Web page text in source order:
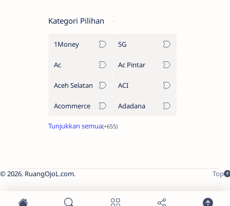
Kategori Pilihan
1Money 5G
Ac Ac Pintar
Aceh Selatan ACI
Acommerce Adadana
2026. RuangOjoL.com.